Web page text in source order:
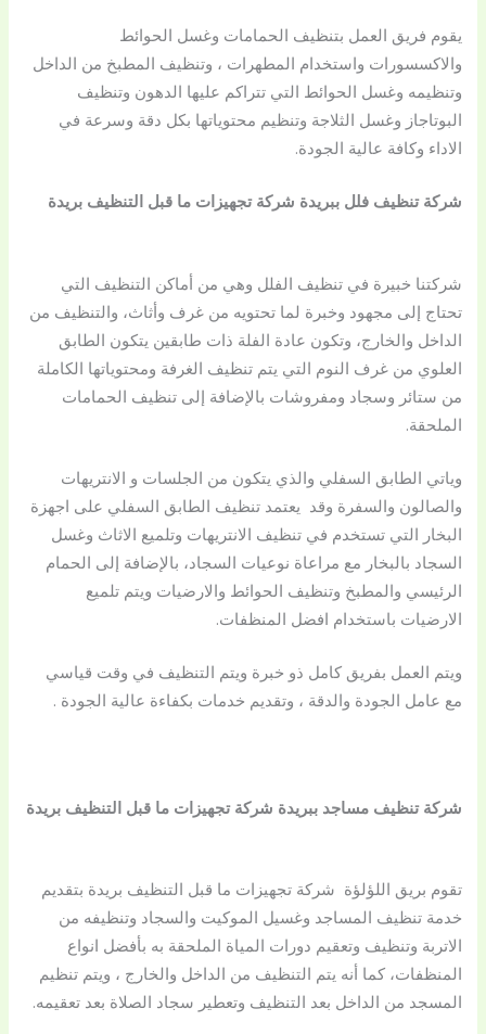
يقوم فريق العمل بتنظيف الحمامات وغسل الحوائط
والاكسسورات واستخدام المطهرات ، وتنظيف المطبخ من الداخل
وتنظيمه وغسل الحوائط التي تتراكم عليها الدهون وتنظيف
البوتاجاز وغسل الثلاجة وتنظيم محتوياتها بكل دقة وسرعة في
الاداء وكافة عالية الجودة.
شركة تنظيف فلل ببريدة شركة تجهيزات ما قبل التنظيف بريدة
شركتنا خبيرة في تنظيف الفلل وهي من أماكن التنظيف التي
تحتاج إلى مجهود وخبرة لما تحتويه من غرف وأثاث، والتنظيف من
الداخل والخارج، وتكون عادة الفلة ذات طابقين يتكون الطابق
العلوي من غرف النوم التي يتم تنظيف الغرفة ومحتوياتها الكاملة
من ستائر وسجاد ومفروشات بالإضافة إلى تنظيف الحمامات
الملحقة.
وياتي الطابق السفلي والذي يتكون من الجلسات و الانتريهات
والصالون والسفرة وقد يعتمد تنظيف الطابق السفلي على اجهزة
البخار التي تستخدم في تنظيف الانتريهات وتلميع الاثاث وغسل
السجاد بالبخار مع مراعاة نوعيات السجاد، بالإضافة إلى الحمام
الرئيسي والمطبخ وتنظيف الحوائط والارضيات ويتم تلميع
الارضيات باستخدام افضل المنظفات.
ويتم العمل بفريق كامل ذو خبرة ويتم التنظيف في وقت قياسي
مع عامل الجودة والدقة ، وتقديم خدمات بكفاءة عالية الجودة .
شركة تنظيف مساجد ببريدة شركة تجهيزات ما قبل التنظيف بريدة
تقوم بريق اللؤلؤة شركة تجهيزات ما قبل التنظيف بريدة بتقديم
خدمة تنظيف المساجد وغسيل الموكيت والسجاد وتنظيفه من
الاتربة وتنظيف وتعقيم دورات المياة الملحقة به بأفضل انواع
المنظفات، كما أنه يتم التنظيف من الداخل والخارج ، ويتم تنظيم
المسجد من الداخل بعد التنظيف وتعطير سجاد الصلاة بعد تعقيمه.